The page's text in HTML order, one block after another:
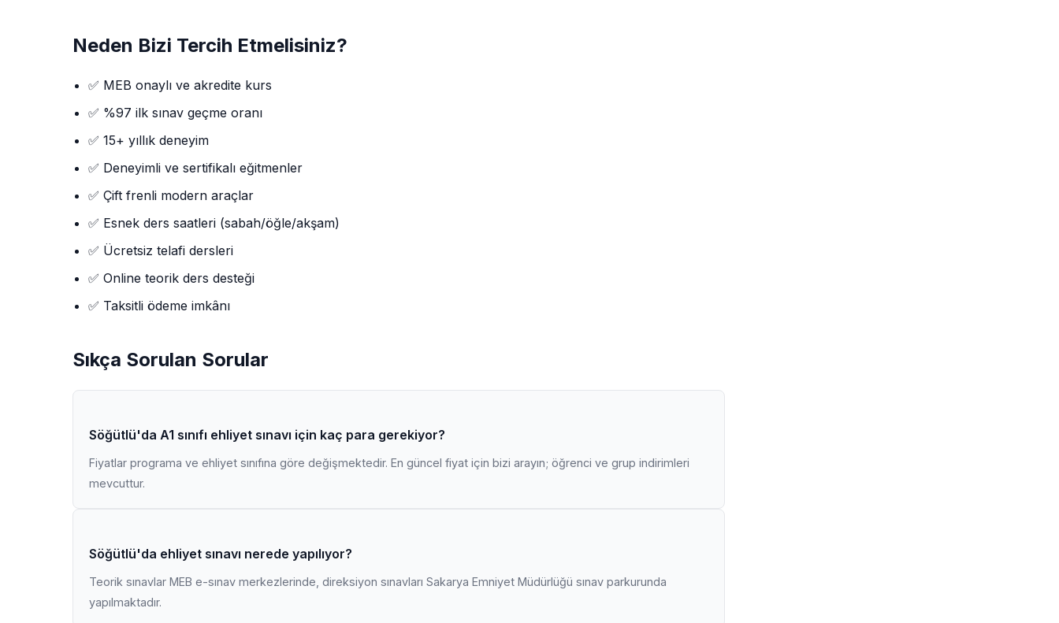
Neden Bizi Tercih Etmelisiniz?
✅ MEB onaylı ve akredite kurs
✅ %97 ilk sınav geçme oranı
✅ 15+ yıllık deneyim
✅ Deneyimli ve sertifikalı eğitmenler
✅ Çift frenli modern araçlar
✅ Esnek ders saatleri (sabah/öğle/akşam)
✅ Ücretsiz telafi dersleri
✅ Online teorik ders desteği
✅ Taksitli ödeme imkânı
Sıkça Sorulan Sorular
Söğütlü'da A1 sınıfı ehliyet sınavı için kaç para gerekiyor?
Fiyatlar programa ve ehliyet sınıfına göre değişmektedir. En güncel fiyat için bizi arayın; öğrenci ve grup indirimleri
mevcuttur.
Söğütlü'da ehliyet sınavı nerede yapılıyor?
Teorik sınavlar MEB e-sınav merkezlerinde, direksiyon sınavları Sakarya Emniyet Müdürlüğü sınav parkurunda
yapılmaktadır.